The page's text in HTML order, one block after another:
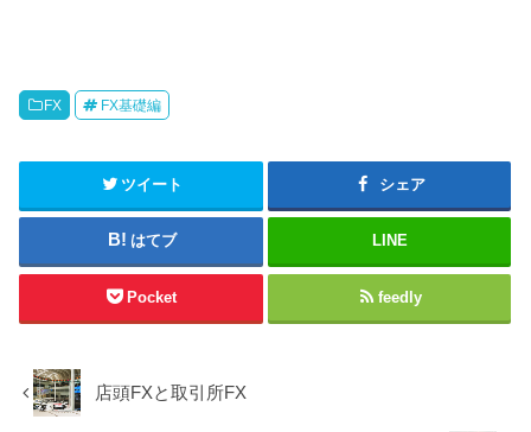
FX FX基礎編
ツイート シェア
はてブ LINE
Pocket feedly
店頭FXと取引所FX